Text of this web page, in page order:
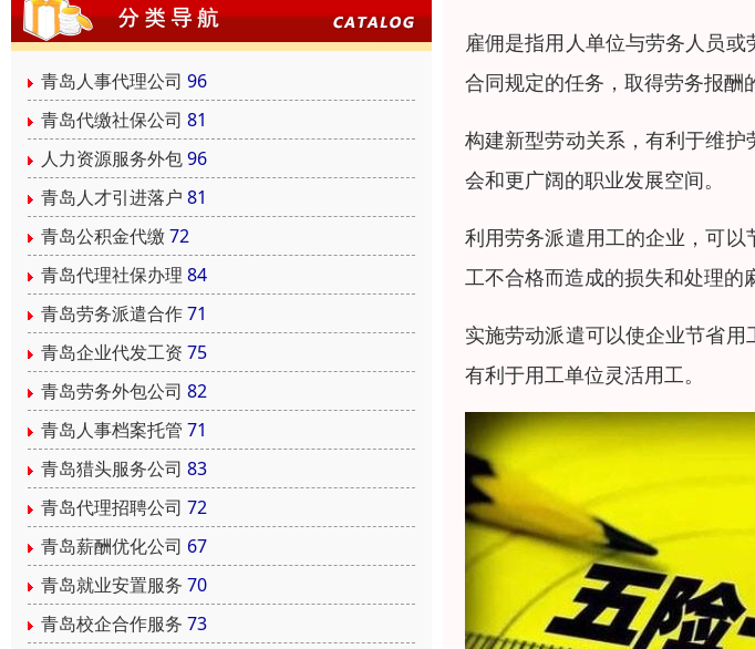
青岛人事代理公司 96
青岛代缴社保公司 81
人力资源服务外包96
青岛人才引进落户 81
青岛公积金代缴72
青岛代理社保办理 84
青岛劳务派遣合作71
青岛企业代发工资 75
青岛劳务外包公司 82
青岛人事档案托管 71
青岛猎头服务公司 83
青岛代理招聘公司 72
青岛薪酬优化公司 67
青岛就业安置服务 70
青岛校企合作服务 73
雇佣是指用人单位与劳务人员
合同规定的任务，取得劳务报酬
构建新型劳动关系，有利于维
会和更广阔的职业发展空间。
利用劳务派遣用工的企业，可
工不合格而造成的损失和处理的
实施劳动派遣可以使企业节省
有利于用工单位灵活用工。